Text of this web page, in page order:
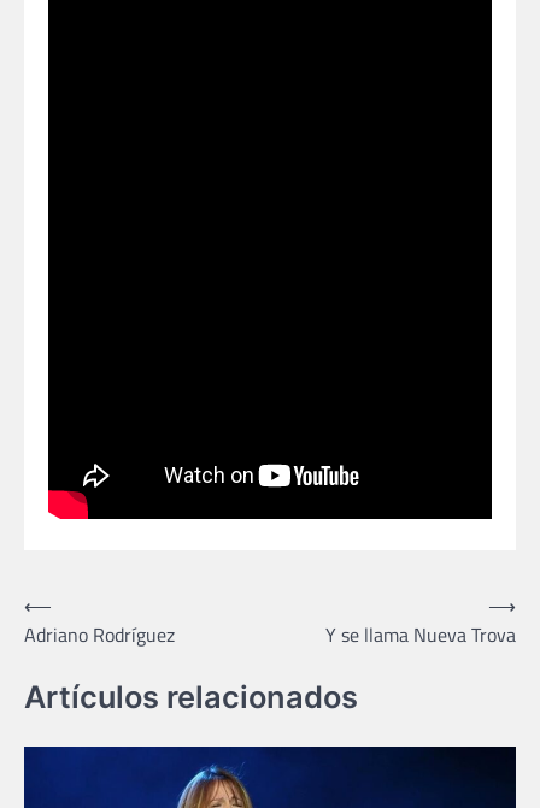
Navegación
de
entradas
⟵
Adriano Rodríguez
Y se llama Nueva Trova
⟶
Artículos relacionados